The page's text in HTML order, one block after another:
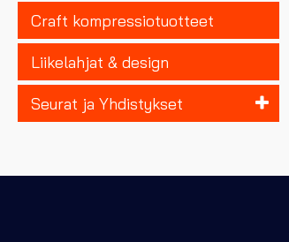
Craft kompressiotuotteet
Liikelahjat & design
Seurat ja Yhdistykset